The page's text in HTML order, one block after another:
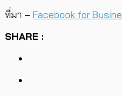
ที่มา – Facebook for
SHARE :